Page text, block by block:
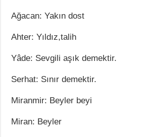
Ağacan: Yakın dost
Ahter: Yıldız,talih
Yâde: Sevgili aşık demektir.
Serhat: Sınır demektir.
Miranmir: Beyler beyi
Miran: Beyler